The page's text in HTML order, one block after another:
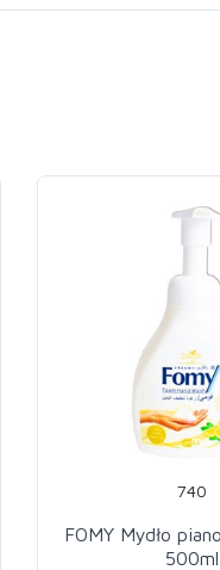
740
FOMY Mydło
500ml